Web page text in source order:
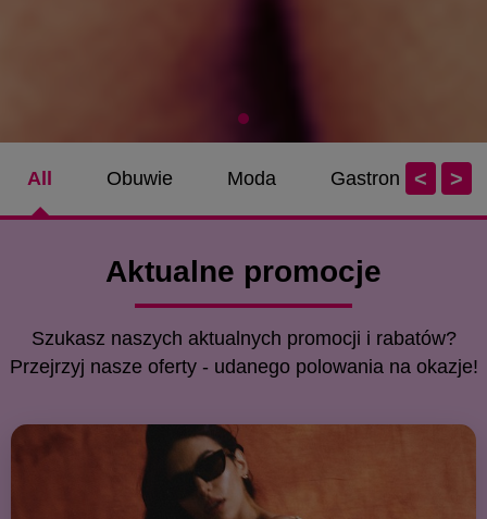
All Obuwie Moda Gastronomia
< >
Aktualne promocje
Szukasz naszych aktualnych promocji i rabatów?
Przejrzyj nasze oferty - udanego polowania na okazje!